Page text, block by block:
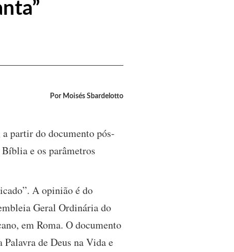
Por Moisés Sbardelotto
partir do documento pós-
e os parâmetros
A opinião é do
Geral Ordinária do
em Roma. O documento
de Deus na Vida e